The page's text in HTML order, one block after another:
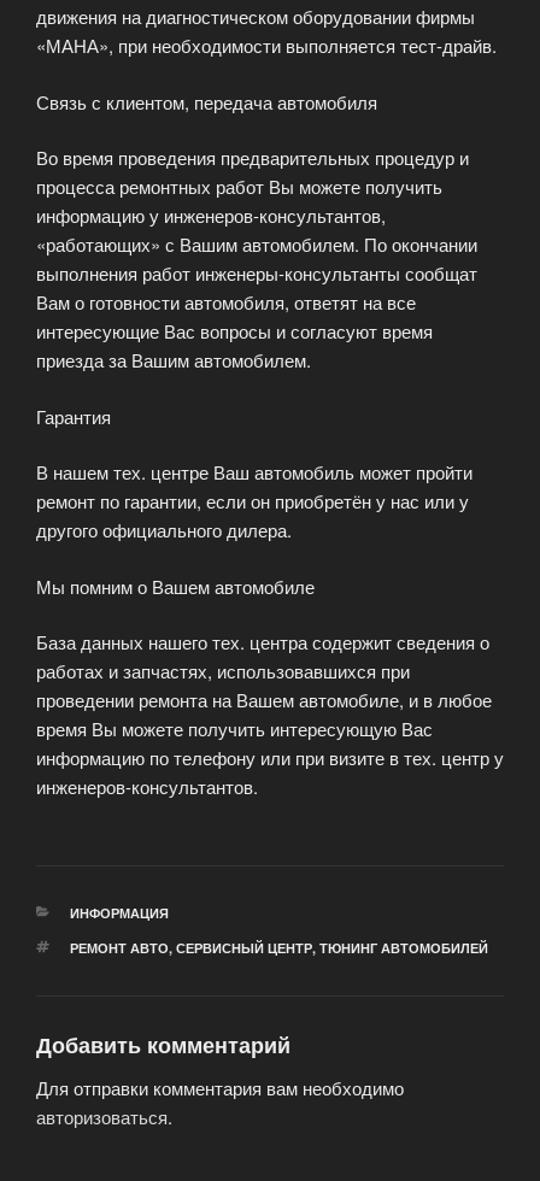
движения на диагностическом оборудовании фирмы
«МАНА», при необходимости выполняется тест-драйв.
Связь с клиентом, передача автомобиля
Во время проведения предварительных процедур и
процесса ремонтных работ Вы можете получить
информацию у инженеров-консультантов,
«работающих» с Вашим автомобилем. По окончании
выполнения работ инженеры-консультанты сообщат
Вам о готовности автомобиля, ответят на все
интересующие Вас вопросы и согласуют время
приезда за Вашим автомобилем.
Гарантия
В нашем тех. центре Ваш автомобиль может пройти
ремонт по гарантии, если он приобретён у нас или у
другого официального дилера.
Мы помним о Вашем автомобиле
База данных нашего тех. центра содержит сведения о
работах и запчастях, использовавшихся при
проведении ремонта на Вашем автомобиле, и в любое
время Вы можете получить интересующую Вас
информацию по телефону или при визите в тех. центр у
инженеров-консультантов.
РУБРИКИ
ИНФОРМАЦИЯ
МЕТКИ
РЕМОНТ АВТО, СЕРВИСНЫЙ ЦЕНТР, ТЮНИНГ АВТОМОБИЛЕЙ
Добавить комментарий
Для отправки комментария вам необходимо
авторизоваться.